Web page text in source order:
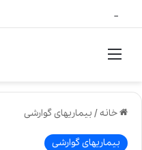
منو
خانه/ بیماریهای گوارشی
بیماریهای گوارشی